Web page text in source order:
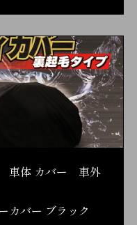
車体 カバー 車外
カバー ブラック